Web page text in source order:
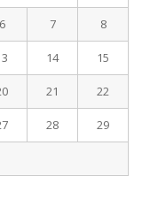
6 7 8
14 15
21 22
28 29